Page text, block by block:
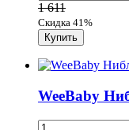
1 611
Скидка 41%
WeeBaby